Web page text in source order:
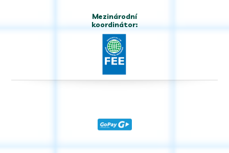
Mezinárodní
koordinátor: